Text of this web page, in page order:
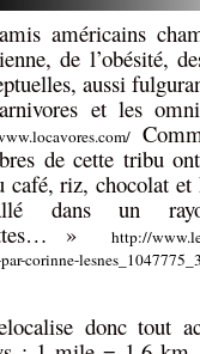
américains
de l’obésité,
aussi
et les
de cette tribu
café, riz, chocolat
dans un
»
http://
corinne-
donc tout